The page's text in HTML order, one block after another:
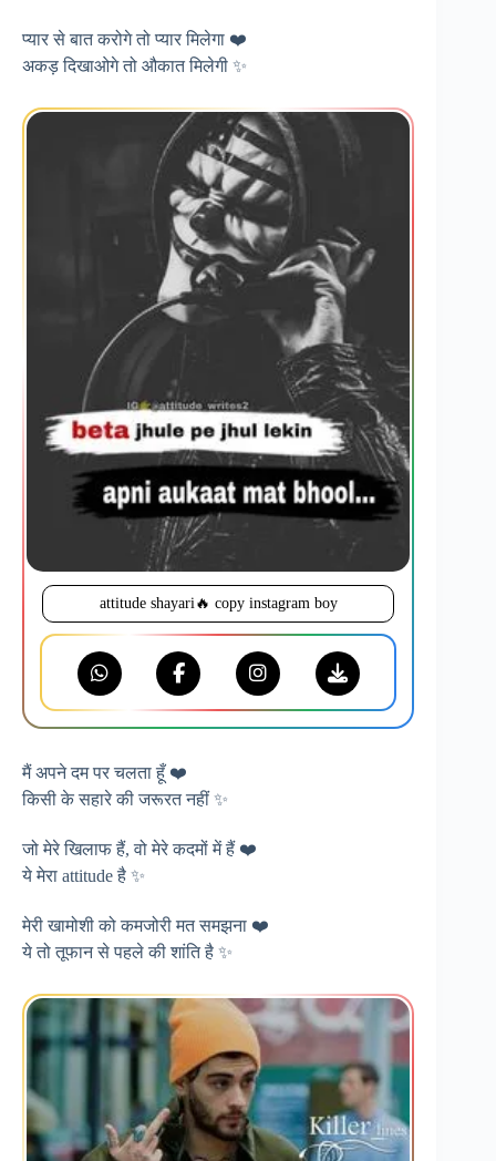
प्यार से बात करोगे तो प्यार मिलेगा ❤️
अकड़ दिखाओगे तो औकात मिलेगी ✨
attitude shayari🔥 copy instagram boy
मैं अपने दम पर चलता हूँ ❤️
किसी के सहारे की जरूरत नहीं ✨
जो मेरे खिलाफ हैं, वो मेरे कदमों में हैं ❤️
ये मेरा attitude है ✨
मेरी खामोशी को कमजोरी मत समझना ❤️
ये तो तूफान से पहले की शांति है ✨